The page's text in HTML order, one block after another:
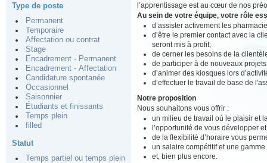
Type de poste
Permanent
Temporaire
Affectation ou contrat
Stage
Encadrement - Permanent
Encadrement - Affectation
Candidature spontanée
Occasionnel
Saisonnier
Étudiants et finissants
Temps plein
filled
Statut
Temps partiel ou temps plein
l’apprentissage est au cœur de nos
Au sein de votre équipe, votre rôle
d’assister activement les
d’être le premier contact avec la
seront mis à profit;
de cerner les besoins de la
de participer à de nouveaux
d’animer des kiosques lors
d’effectuer le travail de base de
Notre proposition
Nous souhaitons vous offrir :
un milieu de travail où le plaisir et
l’opportunité de vous développer
de la flexibilité d’horaire vous
un salaire compétitif et une gamme
et, bien plus encore.